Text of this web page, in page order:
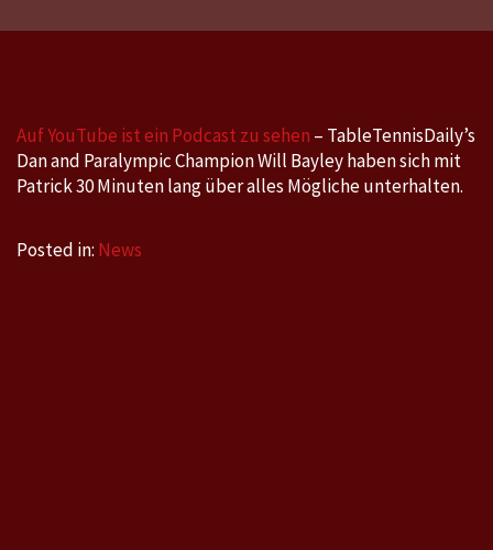
–
Patrick
Auf YouTube ist ein Podcast zu sehen – TableTennisDaily’s
Dan and Paralympic Champion Will Bayley haben sich mit
Patrick 30 Minuten lang über alles Mögliche unterhalten.
Posted in: News